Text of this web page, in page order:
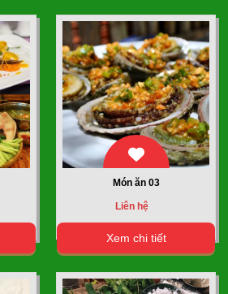
Món ăn 03
Liên hệ
Xem chi tiết